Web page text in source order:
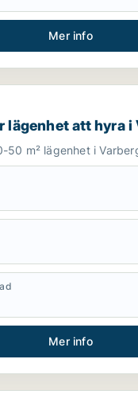
Mer info
att hyra i Varberg
lägenhet att hyra i
50 m² lägenhet i
Mer info